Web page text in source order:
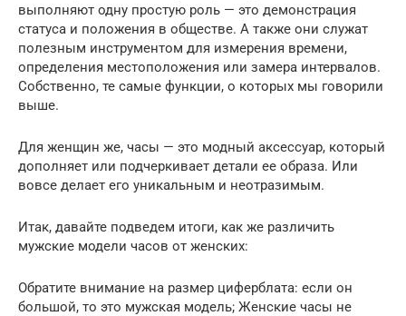
выполняют одну простую роль — это демонстрация
статуса и положения в обществе. А также они служат
полезным инструментом для измерения времени,
определения местоположения или замера интервалов.
Собственно, те самые функции, о которых мы говорили
выше.
Для женщин же, часы — это модный аксессуар, который
дополняет или подчеркивает детали ее образа. Или
вовсе делает его уникальным и неотразимым.
Итак, давайте подведем итоги, как же различить
мужские модели часов от женских:
Обратите внимание на размер циферблата: если он
большой, то это мужская модель; Женские часы не